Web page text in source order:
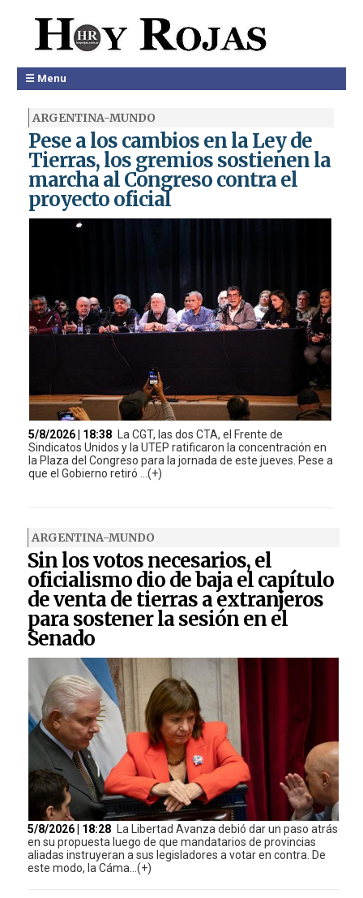
☰ Menu
ARGENTINA-MUNDO
Pese a los cambios en la Ley de
Tierras, los gremios sostienen la
marcha al Congreso contra el
proyecto oficial
5/8/2026 | 18:38
La CGT, las dos CTA, el Frente de
Sindicatos Unidos y la UTEP ratificaron la concentración en
la Plaza del Congreso para la jornada de este jueves. Pese a
que el Gobierno retiró ...(+)
ARGENTINA-MUNDO
Sin los votos necesarios, el
oficialismo dio de baja el capítulo
de venta de tierras a extranjeros
para sostener la sesión en el
Senado
5/8/2026 | 18:28 La Libertad Avanza debió dar un paso atrás
en su propuesta luego de que mandatarios de provincias
aliadas instruyeran a sus legisladores a votar en contra. De
este modo, la Cáma...(+)